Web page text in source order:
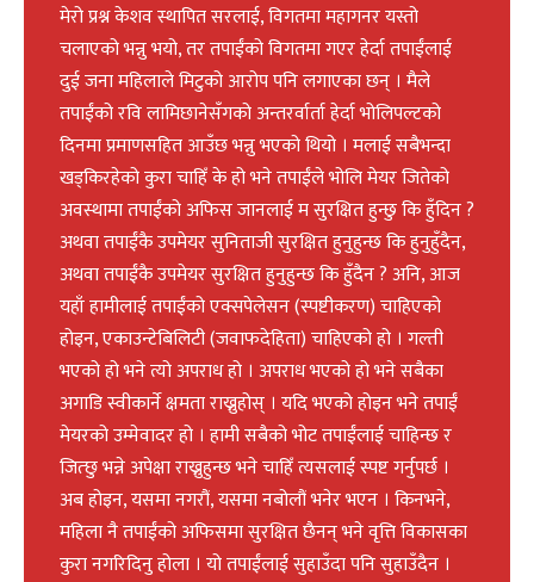
मेरो प्रश्न केशव स्थापित सरलाई, विगतमा महागनर यस्तो
चलाएको भन्नु भयो, तर तपाईंको विगतमा गएर हेर्दा तपाईंलाई
दुई जना महिलाले मिटुको आरोप पनि लगाएका छन् । मैले
तपाईंको रवि लामिछानेसँगको अन्तरर्वार्ता हेर्दा भोलिपल्टको
दिनमा प्रमाणसहित आउँछ भन्नु भएको थियो । मलाई सबैभन्दा
खड्किरहेको कुरा चाहिँ के हो भने तपाईंले भोलि मेयर जितेको
अवस्थामा तपाईंको अफिस जानलाई म सुरक्षित हुन्छु कि हुँदिन ?
अथवा तपाईंकै उपमेयर सुनिताजी सुरक्षित हुनुहुन्छ कि हुनुहुँदैन,
अथवा तपाईंकै उपमेयर सुरक्षित हुनुहुन्छ कि हुँदैन ? अनि, आज
यहाँ हामीलाई तपाईंको एक्सपेलेसन (स्पष्टीकरण) चाहिएको
होइन, एकाउन्टेबिलिटी (जवाफदेहिता) चाहिएको हो । गल्ती
भएको हो भने त्यो अपराध हो । अपराध भएको हो भने सबैका
अगाडि स्वीकार्ने क्षमता राख्नुहोस् । यदि भएको होइन भने तपाईं
मेयरको उम्मेवादर हो । हामी सबैको भोट तपाईंलाई चाहिन्छ र
जित्छु भन्ने अपेक्षा राख्नुहुन्छ भने चाहिँ त्यसलाई स्पष्ट गर्नुपर्छ ।
अब होइन, यसमा नगरौं, यसमा नबोलौं भनेर भएन । किनभने,
महिला नै तपाईंको अफिसमा सुरक्षित छैनन् भने वृत्ति विकासका
कुरा नगरिदिनु होला । यो तपाईंलाई सुहाउँदा पनि सुहाउँदैन ।